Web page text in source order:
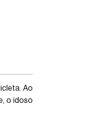
Ao
o idoso